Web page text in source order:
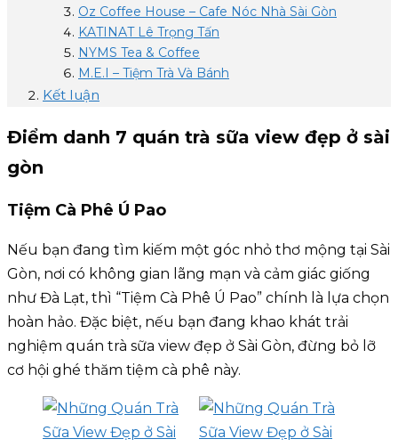
Oz Coffee House – Cafe Nóc Nhà Sài Gòn
KATINAT Lê Trọng Tấn
NYMS Tea & Coffee
M.E.I – Tiệm Trà Và Bánh
Kết luận
Điểm danh 7 quán trà sữa view đẹp ở sài
gòn
Tiệm Cà Phê Ú Pao
Nếu bạn đang tìm kiếm một góc nhỏ thơ mộng tại Sài
Gòn, nơi có không gian lãng mạn và cảm giác giống
như Đà Lạt, thì “Tiệm Cà Phê Ú Pao” chính là lựa chọn
hoàn hảo. Đặc biệt, nếu bạn đang khao khát trải
nghiệm quán trà sữa view đẹp ở Sài Gòn, đừng bỏ lỡ
cơ hội ghé thăm tiệm cà phê này.